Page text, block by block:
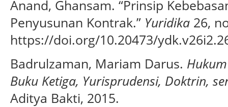
Anand, Ghansam. “Prinsip
Penyusunan Kontrak.” Yuridika 26,
https://doi.org/10.20473/
Badrulzaman, Mariam Darus.
Buku Ketiga, Yurisprudensi, Doktrin,
Aditya Bakti, 2015.